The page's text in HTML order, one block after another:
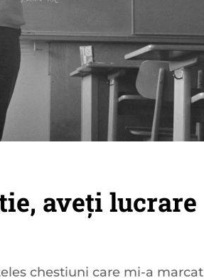
aveți lucrare
chestiuni care mi-a marcat